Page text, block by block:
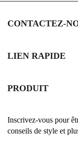
CONTACTEZ-
LIEN RAPIDE
PRODUIT
Inscrivez-vous pour
conseils de style et